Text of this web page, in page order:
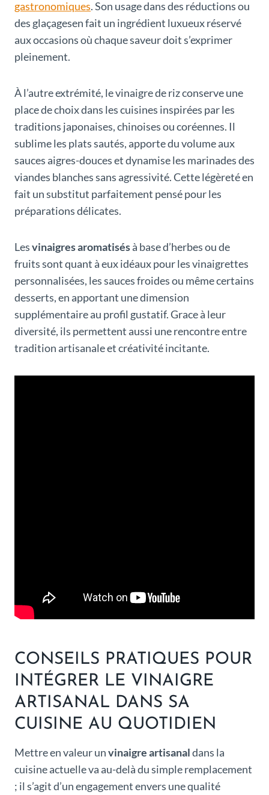
gastronomiques. Son usage dans des réductions ou
des glaçagesen fait un ingrédient luxueux réservé
aux occasions où chaque saveur doit s’exprimer
pleinement.
À l’autre extrémité, le vinaigre de riz conserve une
place de choix dans les cuisines inspirées par les
traditions japonaises, chinoises ou coréennes. Il
sublime les plats sautés, apporte du volume aux
sauces aigres-douces et dynamise les marinades des
viandes blanches sans agressivité. Cette légèreté en
fait un substitut parfaitement pensé pour les
préparations délicates.
Lesvinaigres aromatisésà base d’herbes ou de
fruits sont quant à eux idéaux pour les vinaigrettes
personnalisées, les sauces froides ou même certains
desserts, en apportant une dimension
supplémentaire au profil gustatif. Grace à leur
diversité, ils permettent aussi une rencontre entre
tradition artisanale et créativité incitante.
CONSEILS PRATIQUES POUR
INTÉGRER LE VINAIGRE
ARTISANAL DANS SA
CUISINE AU QUOTIDIEN
Mettre en valeur unvinaigre artisanaldans la
cuisine actuelle va au-delà du simple remplacement
; il s’agit d’un engagement envers une qualité